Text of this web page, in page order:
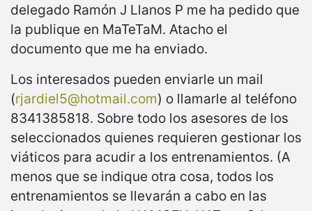
delegado Ramón J Llanos P me ha pedido que
la publique en MaTeTaM. Atacho el
documento que me ha enviado.
Los interesados pueden enviarle un mail
(rjardiel5@hotmail.com) o llamarle al teléfono
8341385818. Sobre todo los asesores de los
seleccionados quienes requieren gestionar los
viáticos para acudir a los entrenamientos. (A
menos que se indique otra cosa, todos los
entrenamientos se llevarán a cabo en las